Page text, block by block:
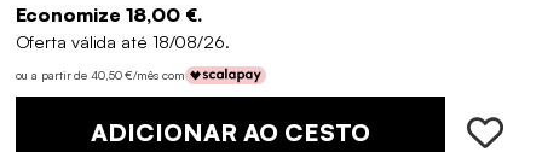
Economize 18,00 €.
Oferta válida até 18/08/26.
ou a partir de 40,50 €/mês com
ADICIONAR AO CESTO